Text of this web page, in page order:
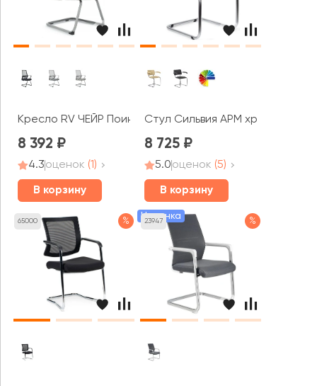
Кресло RV ЧЕЙР Поинт / Point (8325G)
8 392
4.3оценок (1)
В корзину
Стул Сильвия АРМ хром
8 725
5.0оценок (5)
В корзину
65000 % 23947
Новинка %